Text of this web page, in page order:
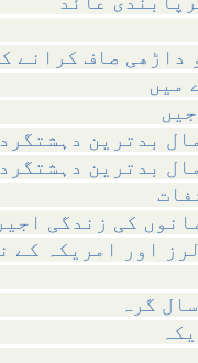
داڑھی صاف کرانے
میں
بدترین
بدترین
کی زندگی
اور امریکہ کے